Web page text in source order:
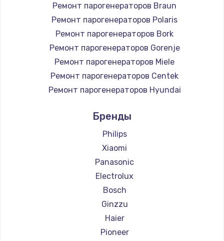
Ремонт парогенераторов Braun
Ремонт парогенераторов Polaris
Ремонт парогенераторов Bork
Ремонт парогенераторов Gorenje
Ремонт парогенераторов Miele
Ремонт парогенераторов Centek
Ремонт парогенераторов Hyundai
Ремонт парогенераторов DELTA
Ремонт парогенераторов Silter
Ремонт парогенераторов Chayka
Ремонт парогенераторов Beko
Ремонт парогенераторов Vivitek
Ремонт парогенераторов RED solution
Бренды
Philips
Xiaomi
Panasonic
Electrolux
Bosch
Ginzzu
Haier
Pioneer